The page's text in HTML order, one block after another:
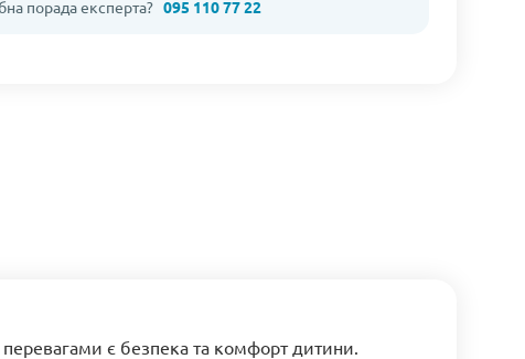
порада експерта?095 110 77 22
є безпека та комфорт дитини.